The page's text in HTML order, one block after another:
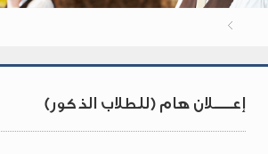
إعــــلان هام (للطلاب الذكور)